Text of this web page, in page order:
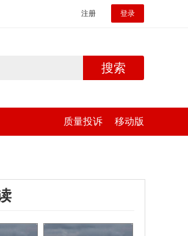
注册 登录
搜索
质量投诉 移动版